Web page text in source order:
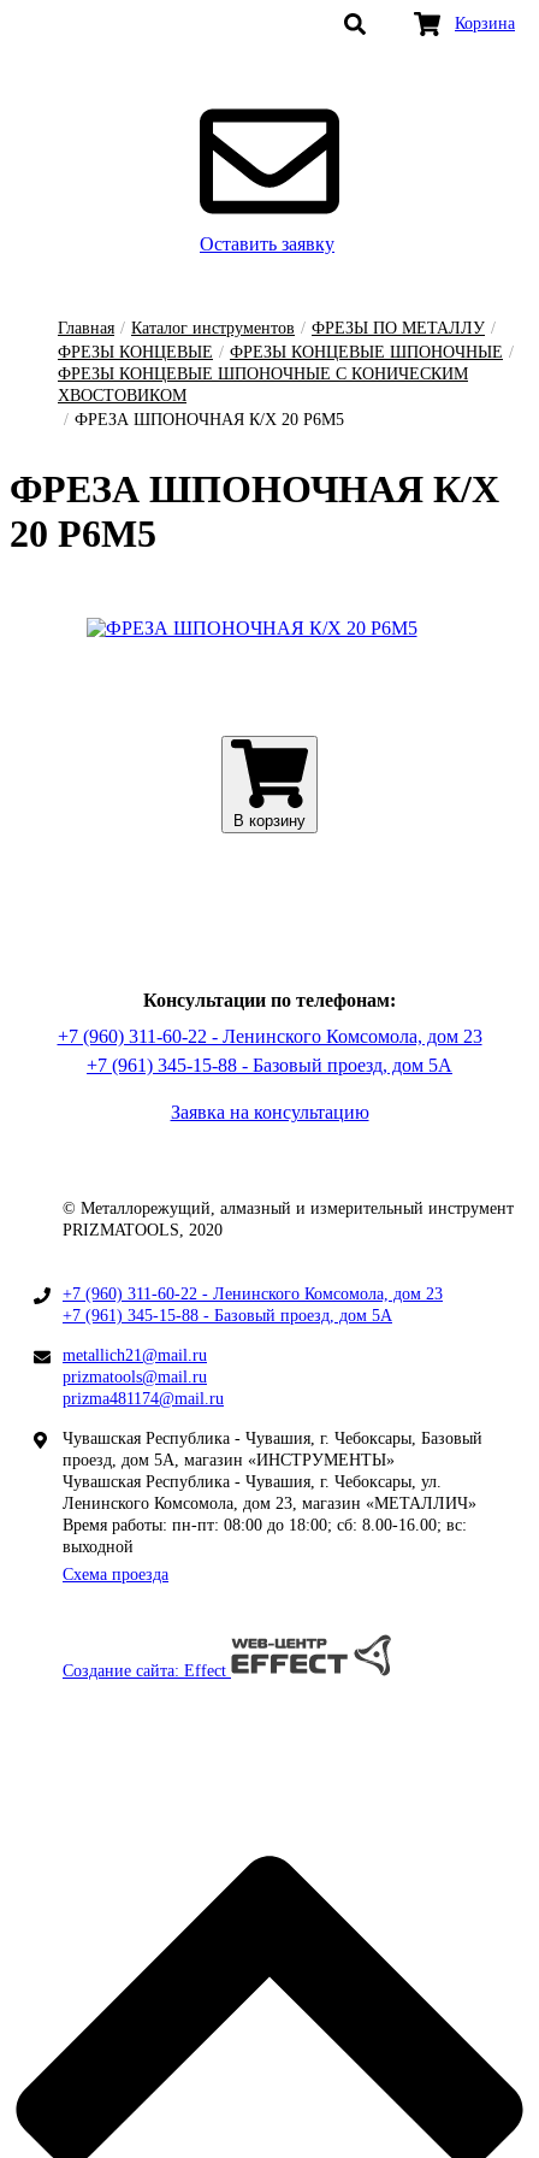
Корзина
Оставить заявку
Главная / Каталог инструментов / ФРЕЗЫ ПО МЕТАЛЛУ /
ФРЕЗЫ КОНЦЕВЫЕ / ФРЕЗЫ КОНЦЕВЫЕ ШПОНОЧНЫЕ /
ФРЕЗЫ КОНЦЕВЫЕ ШПОНОЧНЫЕ С КОНИЧЕСКИМ
ХВОСТОВИКОМ
/ ФРЕЗА ШПОНОЧНАЯ К/Х 20 Р6М5
ФРЕ­ЗА ШПО­НОЧ­НАЯ К/Х
20 Р6М5
В корзину
Консультации по телефонам:
+7 (960) 311-60-22 - Ленинского Комсомола, дом 23
+7 (961) 345-15-88 - Базовый проезд, дом 5А
Заявка на консультацию
© Металлорежущий, алмазный и измерительный инструмент
PRIZMATOOLS, 2020
+7 (960) 311-60-22 - Ленинского Комсомола, дом 23
+7 (961) 345-15-88 - Базовый проезд, дом 5А
metallich21@mail.ru
prizmatools@mail.ru
prizma481174@mail.ru
Чувашская Республика - Чувашия, г. Чебоксары, Базовый
проезд, дом 5А, магазин «ИНСТРУМЕНТЫ»
Чувашская Республика - Чувашия, г. Чебоксары, ул.
Ленинского Комсомола, дом 23, магазин «МЕТАЛЛИЧ»
Время работы: пн-пт: 08:00 до 18:00; сб: 8.00-16.00; вс:
выходной
Схема проезда
Создание сайта: Effect